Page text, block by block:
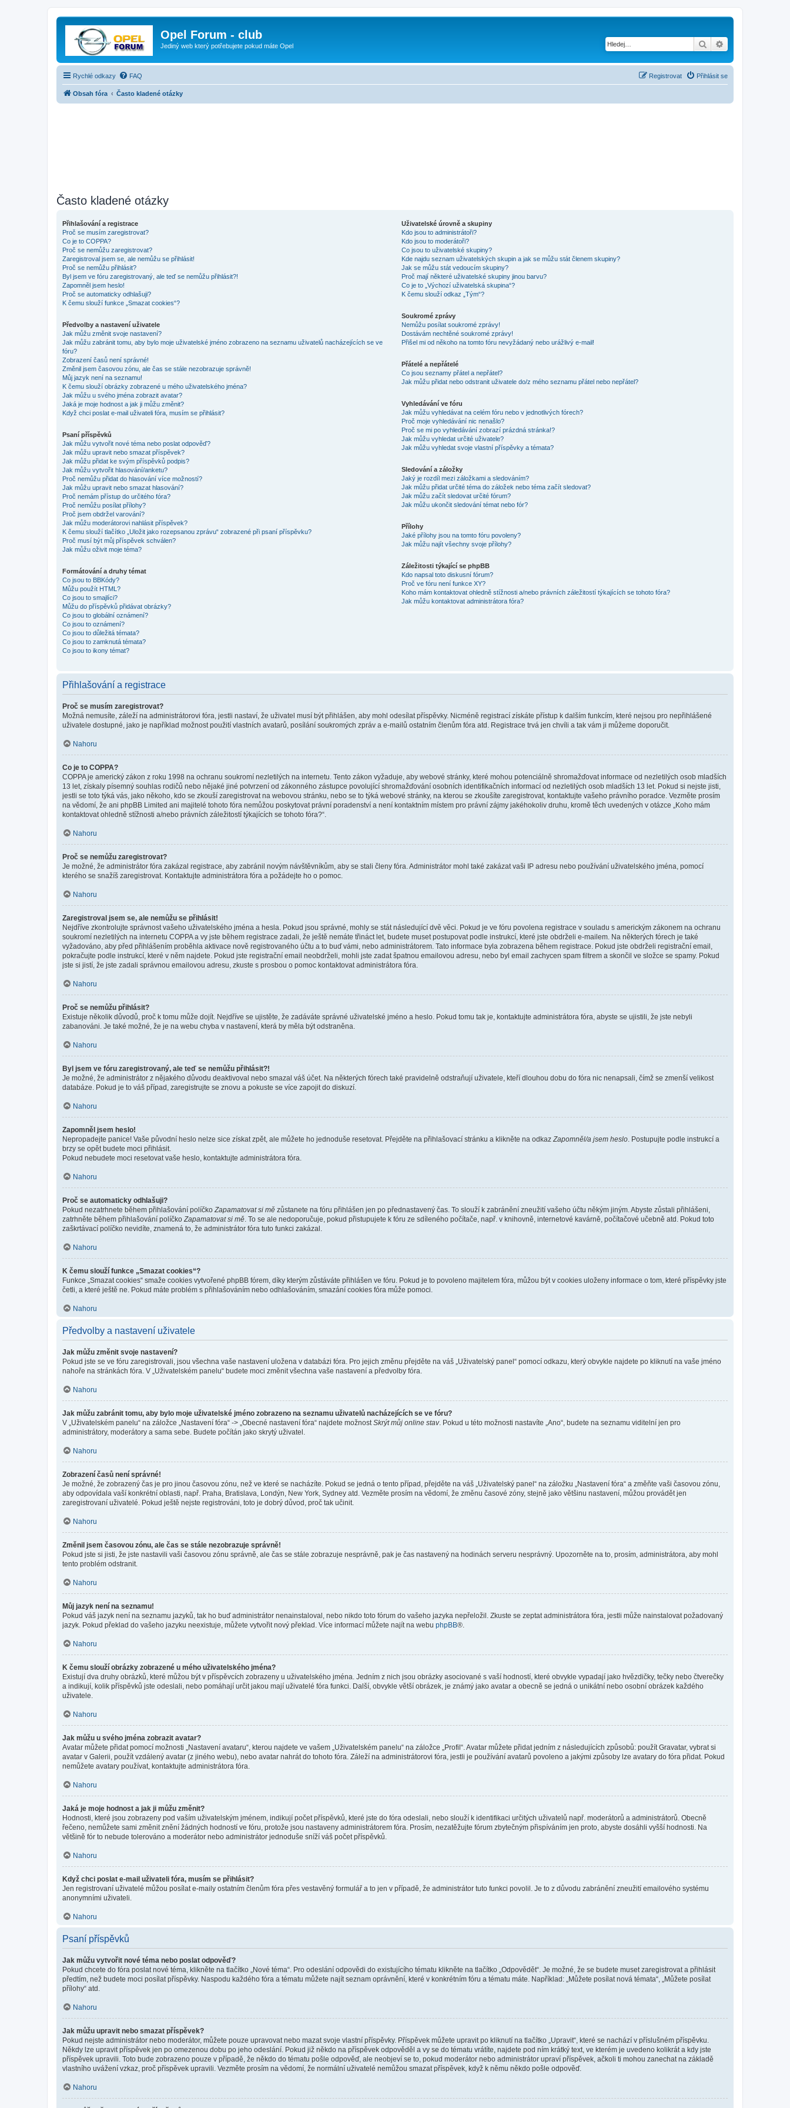
Opel Forum - club
Jediný web který potřebujete pokud máte Opel Hledat
Rychlé odkazy FAQ Přihlásit se
Registrovat
Obsah fóra Často kladené otázky
Často kladené otázky
Přihlašování a registrace
Proč se musím zaregistrovat?
Co je to COPPA?
Proč se nemůžu zaregistrovat?
Zaregistroval jsem se, ale nemůžu se přihlásit!
Proč se nemůžu přihlásit?
Byl jsem ve fóru zaregistrovaný, ale teď se nemůžu přihlásit?!
Zapomněl jsem heslo!
Proč se automaticky odhlašuji?
K čemu slouží funkce „Smazat cookies“?
Předvolby a nastavení uživatele
Jak můžu změnit svoje nastavení?
Jak můžu zabránit tomu, aby bylo moje uživatelské jméno zobrazeno na seznamu uživatelů nacházejících se ve
fóru?
Zobrazení časů není správné!
Změnil jsem časovou zónu, ale čas se stále nezobrazuje správně!
Můj jazyk není na seznamu!
K čemu slouží obrázky zobrazené u mého uživatelského jména?
Jak můžu u svého jména zobrazit avatar?
Jaká je moje hodnost a jak ji můžu změnit?
Když chci poslat e-mail uživateli fóra, musím se přihlásit?
Psaní příspěvků
Jak můžu vytvořit nové téma nebo poslat odpověď?
Jak můžu upravit nebo smazat příspěvek?
Jak můžu přidat ke svým příspěvků podpis?
Jak můžu vytvořit hlasování/anketu?
Proč nemůžu přidat do hlasování více možností?
Jak můžu upravit nebo smazat hlasování?
Proč nemám přístup do určitého fóra?
Proč nemůžu posílat přílohy?
Proč jsem obdržel varování?
Jak můžu moderátorovi nahlásit příspěvek?
K čemu slouží tlačítko „Uložit jako rozepsanou zprávu“ zobrazené při psaní příspěvku?
Proč musí být můj příspěvek schválen?
Jak můžu oživit moje téma?
Formátování a druhy témat
Co jsou to BBKódy?
Můžu použít HTML?
Co jsou to smajlíci?
Můžu do příspěvků přidávat obrázky?
Co jsou to globální oznámení?
Co jsou to oznámení?
Co jsou to důležitá témata?
Co jsou to zamknutá témata?
Co jsou to ikony témat?
Uživatelské úrovně a skupiny
Kdo jsou to administrátoři?
Kdo jsou to moderátoři?
Co jsou to uživatelské skupiny?
Kde najdu seznam uživatelských skupin a jak se můžu stát členem skupiny?
Jak se můžu stát vedoucím skupiny?
Proč mají některé uživatelské skupiny jinou barvu?
Co je to „Výchozí uživatelská skupina“?
K čemu slouží odkaz „Tým“?
Soukromé zprávy
Nemůžu posílat soukromé zprávy!
Dostávám nechtěné soukromé zprávy!
Přišel mi od někoho na tomto fóru nevyžádaný nebo urážlivý e-mail!
Přátelé a nepřátelé
Co jsou seznamy přátel a nepřátel?
Jak můžu přidat nebo odstranit uživatele do/z mého seznamu přátel nebo nepřátel?
Vyhledávání ve fóru
Jak můžu vyhledávat na celém fóru nebo v jednotlivých fórech?
Proč moje vyhledávání nic nenašlo?
Proč se mi po vyhledávání zobrazí prázdná stránka!?
Jak můžu vyhledat určité uživatele?
Jak můžu vyhledat svoje vlastní příspěvky a témata?
Sledování a záložky
Jaký je rozdíl mezi záložkami a sledováním?
Jak můžu přidat určité téma do záložek nebo téma začít sledovat?
Jak můžu začít sledovat určité fórum?
Jak můžu ukončit sledování témat nebo fór?
Přílohy
Jaké přílohy jsou na tomto fóru povoleny?
Jak můžu najít všechny svoje přílohy?
Záležitosti týkající se phpBB
Kdo napsal toto diskusní fórum?
Proč ve fóru není funkce XY?
Koho mám kontaktovat ohledně stížnosti a/nebo právních záležitostí týkajících se tohoto fóra?
Jak můžu kontaktovat administrátora fóra?
Přihlašování a registrace
Proč se musím zaregistrovat?
Možná nemusíte, záleží na administrátorovi fóra, jestli nastaví, že uživatel musí být přihlášen, aby mohl odesílat příspěvky. Nicméně registrací získáte přístup k dalším funkcím, které nejsou pro nepřihlášené
uživatele dostupné, jako je například možnost použití vlastních avatarů, posílání soukromých zpráv a e-mailů ostatním členům fóra atd. Registrace trvá jen chvíli a tak vám ji můžeme doporučit.
Nahoru
Co je to COPPA?
COPPA je americký zákon z roku 1998 na ochranu soukromí nezletilých na internetu. Tento zákon vyžaduje, aby webové stránky, které mohou potenciálně shromažďovat informace od nezletilých osob mladších
13 let, získaly písemný souhlas rodičů nebo nějaké jiné potvrzení od zákonného zástupce povolující shromažďování osobních identifikačních informací od nezletilých osob mladších 13 let. Pokud si nejste jisti,
jestli se toto týká vás, jako někoho, kdo se zkouší zaregistrovat na webovou stránku, nebo se to týká webové stránky, na kterou se zkoušíte zaregistrovat, kontaktujte vašeho právního poradce. Vezměte prosím
na vědomí, že ani phpBB Limited ani majitelé tohoto fóra nemůžou poskytovat právní poradenství a není kontaktním místem pro právní zájmy jakéhokoliv druhu, kromě těch uvedených v otázce „Koho mám
kontaktovat ohledně stížnosti a/nebo právních záležitostí týkajících se tohoto fóra?“.
Nahoru
Proč se nemůžu zaregistrovat?
Je možné, že administrátor fóra zakázal registrace, aby zabránil novým návštěvníkům, aby se stali členy fóra. Administrátor mohl také zakázat vaši IP adresu nebo používání uživatelského jména, pomocí
kterého se snažíš zaregistrovat. Kontaktujte administrátora fóra a požádejte ho o pomoc.
Nahoru
Zaregistroval jsem se, ale nemůžu se přihlásit!
Nejdříve zkontrolujte správnost vašeho uživatelského jména a hesla. Pokud jsou správné, mohly se stát následující dvě věci. Pokud je ve fóru povolena registrace v souladu s americkým zákonem na ochranu
soukromí nezletilých na internetu COPPA a vy jste během registrace zadali, že ještě nemáte třináct let, budete muset postupovat podle instrukcí, které jste obdrželi e-mailem. Na některých fórech je také
vyžadováno, aby před přihlášením proběhla aktivace nově registrovaného účtu a to buď vámi, nebo administrátorem. Tato informace byla zobrazena během registrace. Pokud jste obdrželi registrační email,
pokračujte podle instrukcí, které v něm najdete. Pokud jste registrační email neobdrželi, mohli jste zadat špatnou emailovou adresu, nebo byl email zachycen spam filtrem a skončil ve složce se spamy. Pokud
jste si jistí, že jste zadali správnou emailovou adresu, zkuste s prosbou o pomoc kontaktovat administrátora fóra.
Nahoru
Proč se nemůžu přihlásit?
Existuje několik důvodů, proč k tomu může dojít. Nejdříve se ujistěte, že zadáváte správné uživatelské jméno a heslo. Pokud tomu tak je, kontaktujte administrátora fóra, abyste se ujistili, že jste nebyli
zabanováni. Je také možné, že je na webu chyba v nastavení, která by měla být odstraněna.
Nahoru
Byl jsem ve fóru zaregistrovaný, ale teď se nemůžu přihlásit?!
Je možné, že administrátor z nějakého důvodu deaktivoval nebo smazal váš účet. Na některých fórech také pravidelně odstraňují uživatele, kteří dlouhou dobu do fóra nic nenapsali, čímž se zmenší velikost
databáze. Pokud je to váš případ, zaregistrujte se znovu a pokuste se více zapojit do diskuzí.
Nahoru
Zapomněl jsem heslo!
Nepropadejte panice! Vaše původní heslo nelze sice získat zpět, ale můžete ho jednoduše resetovat. Přejděte na přihlašovací stránku a klikněte na odkaz Zapomněl/a jsem heslo . Postupujte podle instrukcí a
brzy se opět budete moci přihlásit.
Pokud nebudete moci resetovat vaše heslo, kontaktujte administrátora fóra.
Nahoru
Proč se automaticky odhlašuji?
Pokud nezatrhnete během přihlašování políčko Zapamatovat si mě zůstanete na fóru přihlášen jen po přednastavený čas. To slouží k zabránění zneužití vašeho účtu někým jiným. Abyste zůstali přihlášeni,
zatrhněte během přihlašování políčko Zapamatovat si mě . To se ale nedoporučuje, pokud přistupujete k fóru ze sdíleného počítače, např. v knihovně, internetové kavárně, počítačové učebně atd. Pokud toto
zaškrtávací políčko nevidíte, znamená to, že administrátor fóra tuto funkci zakázal.
Nahoru
K čemu slouží funkce „Smazat cookies“?
Funkce „Smazat cookies“ smaže cookies vytvořené phpBB fórem, díky kterým zůstáváte přihlášen ve fóru. Pokud je to povoleno majitelem fóra, můžou být v cookies uloženy informace o tom, které příspěvky jste
četli, a které ještě ne. Pokud máte problém s přihlašováním nebo odhlašováním, smazání cookies fóra může pomoci.
Nahoru
Předvolby a nastavení uživatele
Jak můžu změnit svoje nastavení?
Pokud jste se ve fóru zaregistrovali, jsou všechna vaše nastavení uložena v databázi fóra. Pro jejich změnu přejděte na váš „Uživatelský panel“ pomocí odkazu, který obvykle najdete po kliknutí na vaše jméno
nahoře na stránkách fóra. V „Uživatelském panelu“ budete moci změnit všechna vaše nastavení a předvolby fóra.
Nahoru
Jak můžu zabránit tomu, aby bylo moje uživatelské jméno zobrazeno na seznamu uživatelů nacházejících se ve fóru?
V „Uživatelském panelu“ na záložce „Nastavení fóra“ -> „Obecné nastavení fóra“ najdete možnost Skrýt můj online stav. Pokud u této možnosti nastavíte „Ano“, budete na seznamu viditelní jen pro
administrátory, moderátory a sama sebe. Budete počítán jako skrytý uživatel.
Nahoru
Zobrazení časů není správné!
Je možné, že zobrazený čas je pro jinou časovou zónu, než ve které se nacházíte. Pokud se jedná o tento případ, přejděte na váš „Uživatelský panel“ na záložku „Nastavení fóra“ a změňte vaši časovou zónu,
aby odpovídala vaší konkrétní oblasti, např. Praha, Bratislava, Londýn, New York, Sydney atd. Vezměte prosím na vědomí, že změnu časové zóny, stejně jako většinu nastavení, můžou provádět jen
zaregistrovaní uživatelé. Pokud ještě nejste registrováni, toto je dobrý důvod, proč tak učinit.
Nahoru
Změnil jsem časovou zónu, ale čas se stále nezobrazuje správně!
Pokud jste si jisti, že jste nastavili vaši časovou zónu správně, ale čas se stále zobrazuje nesprávně, pak je čas nastavený na hodinách serveru nesprávný. Upozorněte na to, prosím, administrátora, aby mohl
tento problém odstranit.
Nahoru
Můj jazyk není na seznamu!
Pokud váš jazyk není na seznamu jazyků, tak ho buď administrátor nenainstaloval, nebo nikdo toto fórum do vašeho jazyka nepřeložil. Zkuste se zeptat administrátora fóra, jestli může nainstalovat požadovaný
jazyk. Pokud překlad do vašeho jazyku neexistuje, můžete vytvořit nový překlad. Více informací můžete najít na webu phpBB®.
Nahoru
K čemu slouží obrázky zobrazené u mého uživatelského jména?
Existují dva druhy obrázků, které můžou být v příspěvcích zobrazeny u uživatelského jména. Jedním z nich jsou obrázky asociované s vaší hodností, které obvykle vypadají jako hvězdičky, tečky nebo čtverečky
a indikují, kolik příspěvků jste odeslali, nebo pomáhají určit jakou mají uživatelé fóra funkci. Další, obvykle větší obrázek, je známý jako avatar a obecně se jedná o unikátní nebo osobní obrázek každého
uživatele.
Nahoru
Jak můžu u svého jména zobrazit avatar?
Avatar můžete přidat pomocí možnosti „Nastavení avataru“, kterou najdete ve vašem „Uživatelském panelu“ na záložce „Profil“. Avatar můžete přidat jedním z následujících způsobů: použít Gravatar, vybrat si
avatar v Galerii, použít vzdálený avatar (z jiného webu), nebo avatar nahrát do tohoto fóra. Záleží na administrátorovi fóra, jestli je používání avatarů povoleno a jakými způsoby lze avatary do fóra přidat. Pokud
nemůžete avatary používat, kontaktujte administrátora fóra.
Nahoru
Jaká je moje hodnost a jak ji můžu změnit?
Hodnosti, které jsou zobrazeny pod vaším uživatelským jménem, indikují počet příspěvků, které jste do fóra odeslali, nebo slouží k identifikaci určitých uživatelů např. moderátorů a administrátorů. Obecně
řečeno, nemůžete sami změnit znění žádných hodností ve fóru, protože jsou nastaveny administrátorem fóra. Prosím, nezatěžujte fórum zbytečným přispíváním jen proto, abyste dosáhli vyšší hodnosti. Na
většině fór to nebude tolerováno a moderátor nebo administrátor jednoduše sníží váš počet příspěvků.
Nahoru
Když chci poslat e-mail uživateli fóra, musím se přihlásit?
Jen registrovaní uživatelé můžou posílat e-maily ostatním členům fóra přes vestavěný formulář a to jen v případě, že administrátor tuto funkci povolil. Je to z důvodu zabránění zneužití emailového systému
anonymními uživateli.
Nahoru
Psaní příspěvků
Jak můžu vytvořit nové téma nebo poslat odpověď?
Pokud chcete do fóra poslat nové téma, klikněte na tlačítko „Nové téma“. Pro odeslání odpovědi do existujícího tématu klikněte na tlačítko „Odpovědět“. Je možné, že se budete muset zaregistrovat a přihlásit
předtím, než budete moci posílat příspěvky. Naspodu každého fóra a tématu můžete najít seznam oprávnění, které v konkrétním fóru a tématu máte. Například: „Můžete posílat nová témata“, „Můžete posílat
přílohy“ atd.
Nahoru
Jak můžu upravit nebo smazat příspěvek?
Pokud nejste administrátor nebo moderátor, můžete pouze upravovat nebo mazat svoje vlastní příspěvky. Příspěvek můžete upravit po kliknutí na tlačítko „Upravit“, které se nachází v příslušném příspěvku.
Někdy lze upravit příspěvek jen po omezenou dobu po jeho odeslání. Pokud již někdo na příspěvek odpověděl a vy se do tématu vrátíte, najdete pod ním krátký text, ve kterém je uvedeno kolikrát a kdy jste
příspěvek upravili. Toto bude zobrazeno pouze v případě, že někdo do tématu pošle odpověď, ale neobjeví se to, pokud moderátor nebo administrátor upraví příspěvek, ačkoli ti mohou zanechat na základě
vlastního uvážení vzkaz, proč příspěvek upravili. Vezměte prosím na vědomí, že normální uživatelé nemůžou smazat příspěvek, když k němu někdo pošle odpověď.
Nahoru